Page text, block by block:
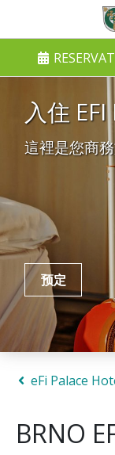
入住
這裡是您商
预定
eFi Palace
BRNO